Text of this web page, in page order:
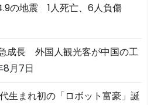
の地震 1人死亡、6人負傷
成長 外国人観光客が中国の工
8月7日
生まれ初の「ロボット富豪」誕